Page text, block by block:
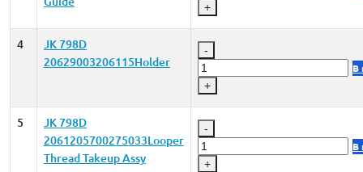
+
4
JK 798D
20629003206115Holder
-
+
В
5
JK 798D
2061205700275033Looper
Thread Takeup Assy
-
+
В